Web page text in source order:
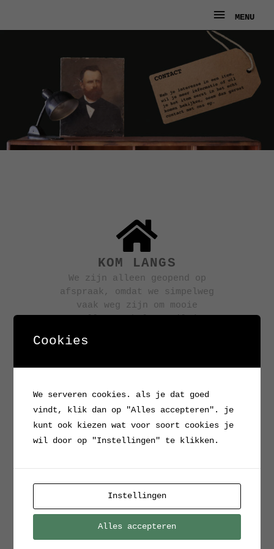
MENU
MENU
KOM LANGS
We zijn alleen geopend op
afspraak, omdat we simpelweg
vaak weg zijn om mooie
Het Laar 22 Maarheeze
wil je meer informatie of wil
je het item eerst in het echt
komen bekijken, neem dan
gerust contact met ons op.
Cookies
We serveren cookies. als je dat goed
vindt, klik dan op "Alles accepteren". je
kunt ook kiezen wat voor soort cookies je
wil door op "Instellingen" te klikken.
Instellingen
Alles accepteren